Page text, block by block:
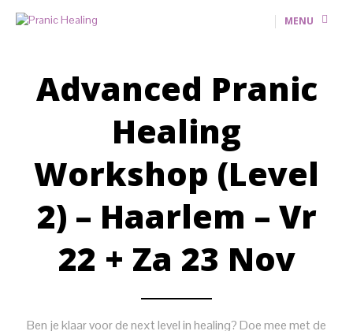
MENU
Advanced Pranic
Healing
Workshop (level
2) – Haarlem – Vr
22 + Za 23 Nov
Ben je klaar voor de next level in healing? Doe mee met de